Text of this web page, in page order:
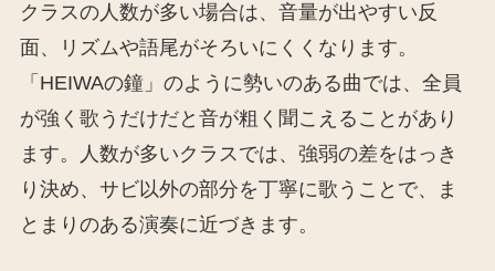
クラスの人数が多い場合は、音量が出やすい反
面、リズムや語尾がそろいにくくなります。
「HEIWAの鐘」のように勢いのある曲では、全員
が強く歌うだけだと音が粗く聞こえることがあり
ます。人数が多いクラスでは、強弱の差をはっき
り決め、サビ以外の部分を丁寧に歌うことで、ま
とまりのある演奏に近づきます。